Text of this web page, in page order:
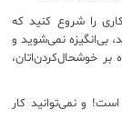
را شروع کنید که
بی‌انگیزه نمی‌شوید و
بر خوشحال‌کردن‌اتان،
و نمی‌توانید کار